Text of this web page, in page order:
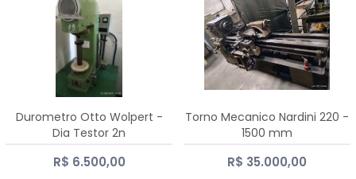
Durometro Otto Wolpert -
Dia Testor 2n
R$ 6.500,00
Torno Mecanico Nardini 220 -
1500 mm
R$ 35.000,00